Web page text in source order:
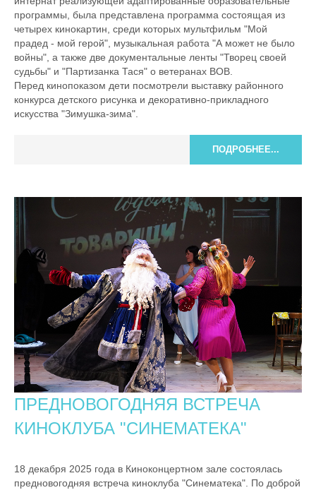
программы, была представлена программа состоящая из
четырех кинокартин, среди которых мультфильм "Мой
прадед - мой герой", музыкальная работа "А может не было
войны", а также две документальные ленты "Творец своей
судьбы" и "Партизанка Тася" о ветеранах ВОВ.
Перед кинопоказом дети посмотрели выставку районного
конкурса детского рисунка и декоративно-прикладного
искусства "Зимушка-зима".
ПОДРОБНЕЕ...
ПРЕДНОВОГОДНЯЯ ВСТРЕЧА
КИНОКЛУБА "СИНЕМАТЕКА"
18 декабря 2025 года в Киноконцертном зале состоялась
предновогодняя встреча киноклуба "Синематека". По доброй